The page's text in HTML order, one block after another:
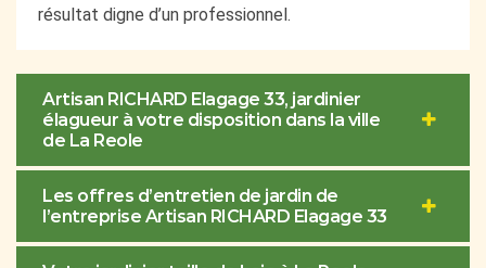
résultat digne d’un professionnel.
Artisan RICHARD Elagage 33, jardinier
élagueur à votre disposition dans la ville
de La Reole
Les offres d’entretien de jardin de
l’entreprise Artisan RICHARD Elagage 33